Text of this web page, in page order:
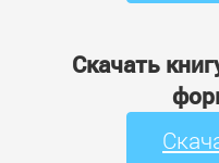
Скачать